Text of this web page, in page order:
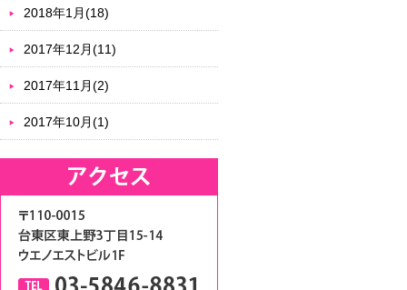
2018年1月(18)
2017年12月(11)
2017年11月(2)
2017年10月(1)